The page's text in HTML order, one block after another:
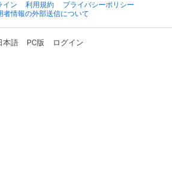
イン 利用規約
プライバシーポリシー
者情報の外部送信について
本語 PC版 ログイン